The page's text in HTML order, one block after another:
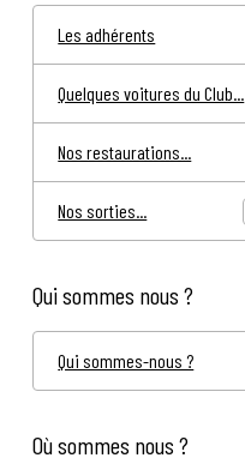
Les adhérents
Quelques voitures du Club...
Nos restaurations...
Nos sorties...
Qui sommes nous ?
Qui sommes-nous ?
Où sommes nous ?